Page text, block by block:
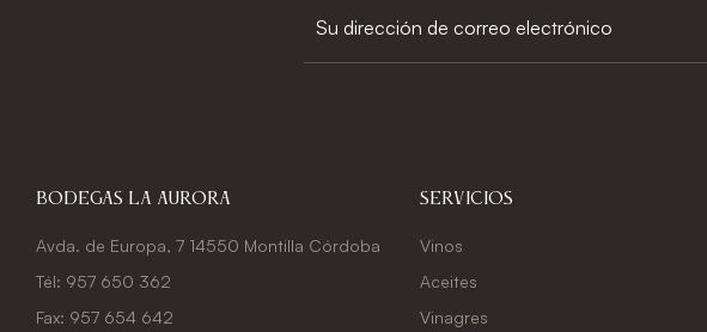
Bodegas La Aurora
Avda. de Europa, 7 14550 Montilla Córdoba
Tél: 957 650 362
Fax: 957 654 642
Servicios
Vinos
Aceites
Vinagres